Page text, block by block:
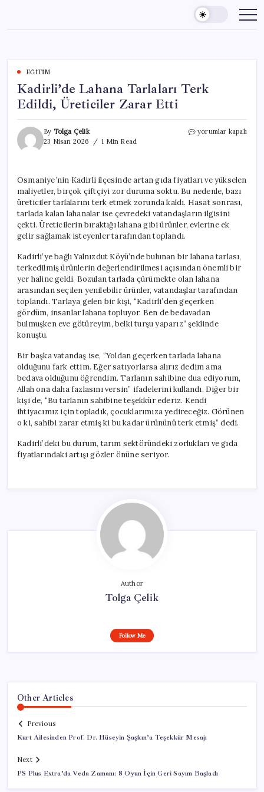
content
EĞITIM
Kadirli’de Lahana Tarlaları Terk
Edildi, Üreticiler Zarar Etti
By Tolga Çelik
23 Nisan 2026
1 Min Read
Kadirli’de
Üreticiler
Zarar
Etti
için
yorumlar kapalı
Osmaniye’nin Kadirli ilçesinde artan gıda fiyatları ve yükselen
maliyetler, birçok çiftçiyi zor duruma soktu. Bu nedenle, bazı
üreticiler tarlalarını terk etmek zorunda kaldı. Hasat sonrası,
tarlada kalan lahanalar ise çevredeki vatandaşların ilgisini
çekti. Üreticilerin bıraktığı lahana gibi ürünler, evlerine ek
gelir sağlamak isteyenler tarafından toplandı.
Kadirli’ye bağlı Yalnızdut Köyü’nde bulunan bir lahana tarlası,
terkedilmiş ürünlerin değerlendirilmesi açısından önemli bir
yer haline geldi. Bozulan tarlada çürümekte olan lahana
arasından seçilen yenilebilir ürünler, vatandaşlar tarafından
toplandı. Tarlaya gelen bir kişi, “Kadirli’den geçerken
gördüm, insanlar lahana topluyor. Ben de bedavadan
bulmuşken eve götüreyim, belki turşu yaparız” şeklinde
konuştu.
Bir başka vatandaş ise, “Yoldan geçerken tarlada lahana
olduğunu fark ettim. Eğer satıyorlarsa alırız dedim ama
bedava olduğunu öğrendim. Tarlanın sahibine dua ediyorum,
Allah ona daha fazlasını versin” ifadelerini kullandı. Diğer bir
kişi de, “Bu tarlanın sahibine teşekkür ederiz. Kendi
ihtiyacımız için topladık, çocuklarımıza yedireceğiz. Görünen
o ki, sahibi zarar etmiş ki bu kadar ürününü terk etmiş” dedi.
Kadirli’deki bu durum, tarım sektöründeki zorlukları ve gıda
fiyatlarındaki artışı gözler önüne seriyor.
Author
Tolga Çelik
Follow Me
Other Articles
Previous
Kurt Ailesinden Prof. Dr. Hüseyin Şaşkın’a Teşekkür Mesajı
Next
PS Plus Extra’da Veda Zamanı: 8 Oyun İçin Geri Sayım Başladı